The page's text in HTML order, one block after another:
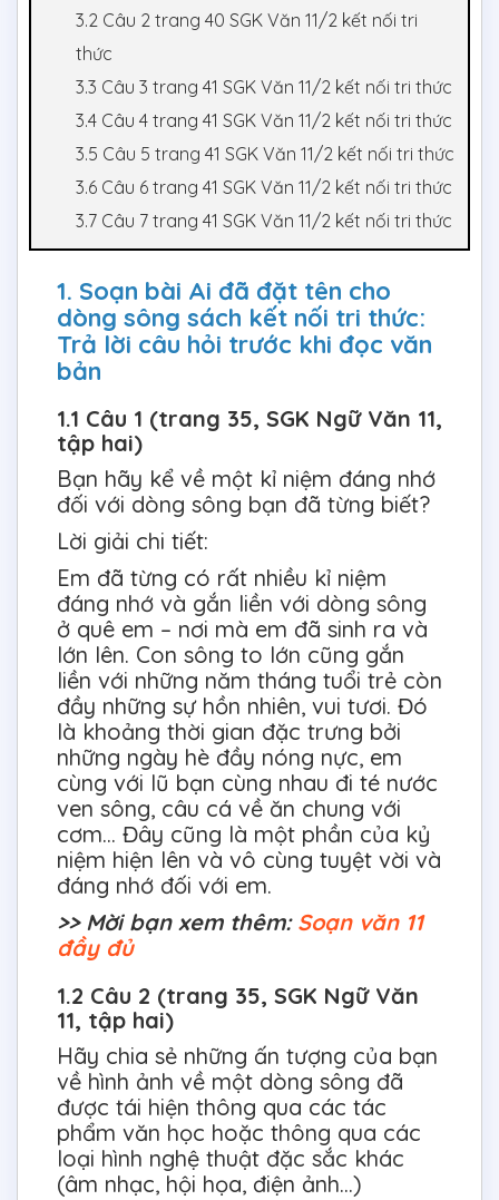
3.2 Câu 2 trang 40 SGK Văn 11/2 kết nối tri
thức
3.3 Câu 3 trang 41 SGK Văn 11/2 kết nối tri thức
3.4 Câu 4 trang 41 SGK Văn 11/2 kết nối tri thức
3.5 Câu 5 trang 41 SGK Văn 11/2 kết nối tri thức
3.6 Câu 6 trang 41 SGK Văn 11/2 kết nối tri thức
3.7 Câu 7 trang 41 SGK Văn 11/2 kết nối tri thức
1. Soạn bài Ai đã đặt tên cho
dòng sông sách kết nối tri thức:
Trả lời câu hỏi trước khi đọc văn
bản
1.1 Câu 1 (trang 35, SGK Ngữ Văn 11,
tập hai)
Bạn hãy kể về một kỉ niệm đáng nhớ
đối với dòng sông bạn đã từng biết?
Lời giải chi tiết:
Em đã từng có rất nhiều kỉ niệm
đáng nhớ và gắn liền với dòng sông
ở quê em – nơi mà em đã sinh ra và
lớn lên. Con sông to lớn cũng gắn
liền với những năm tháng tuổi trẻ còn
đầy những sự hồn nhiên, vui tươi. Đó
là khoảng thời gian đặc trưng bởi
những ngày hè đầy nóng nực, em
cùng với lũ bạn cùng nhau đi té nước
ven sông, câu cá về ăn chung với
cơm… Đây cũng là một phần của kỷ
niệm hiện lên và vô cùng tuyệt vời và
đáng nhớ đối với em.
>> Mời bạn xem thêm: Soạn văn 11
đầy đủ
1.2 Câu 2 (trang 35, SGK Ngữ Văn
11, tập hai)
Hãy chia sẻ những ấn tượng của bạn
về hình ảnh về một dòng sông đã
được tái hiện thông qua các tác
phẩm văn học hoặc thông qua các
loại hình nghệ thuật đặc sắc khác
(âm nhạc, hội họa, điện ảnh…)